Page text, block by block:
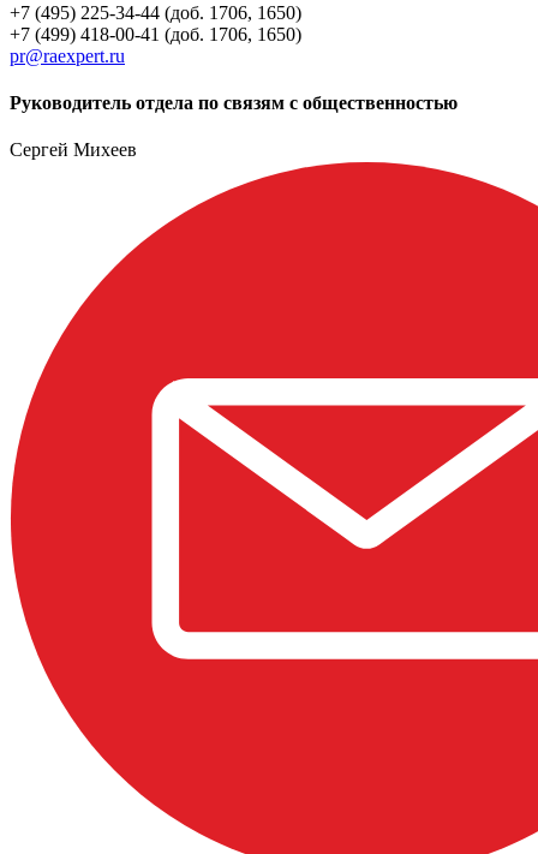
+7 (495) 225-34-44 (доб. 1706, 1650)
+7 (499) 418-00-41 (доб. 1706, 1650)
pr@raexpert.ru
Руководитель отдела по связям с общественностью
Сергей Михеев